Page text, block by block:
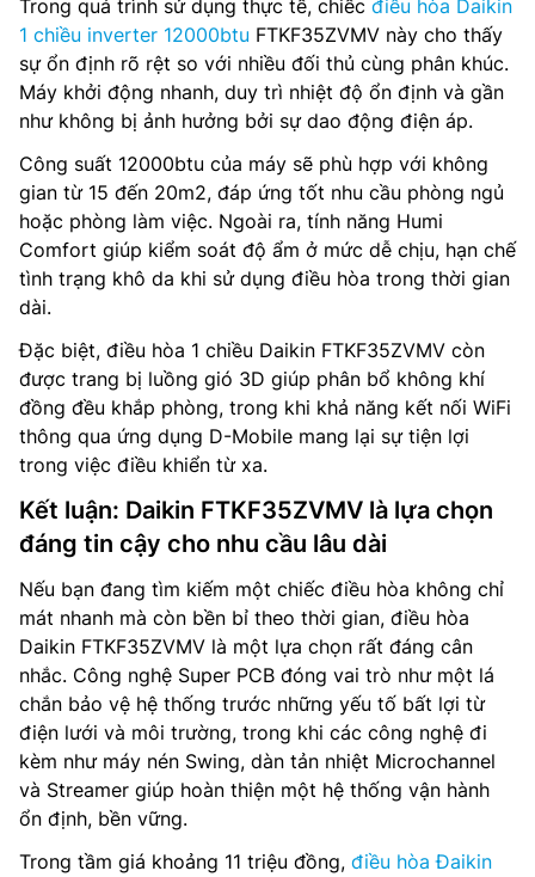
Trong quá trình sử dụng thực tế, chiếc điều hòa Daikin
1 chiều inverter 12000btu FTKF35ZVMV này cho thấy
sự ổn định rõ rệt so với nhiều đối thủ cùng phân khúc.
Máy khởi động nhanh, duy trì nhiệt độ ổn định và gần
như không bị ảnh hưởng bởi sự dao động điện áp.
Công suất 12000btu của máy sẽ phù hợp với không
gian từ 15 đến 20m2, đáp ứng tốt nhu cầu phòng ngủ
hoặc phòng làm việc. Ngoài ra, tính năng Humi
Comfort giúp kiểm soát độ ẩm ở mức dễ chịu, hạn chế
tình trạng khô da khi sử dụng điều hòa trong thời gian
dài.
Đặc biệt, điều hòa 1 chiều Daikin FTKF35ZVMV còn
được trang bị luồng gió 3D giúp phân bổ không khí
đồng đều khắp phòng, trong khi khả năng kết nối WiFi
thông qua ứng dụng D-Mobile mang lại sự tiện lợi
trong việc điều khiển từ xa.
Kết luận: Daikin FTKF35ZVMV là lựa chọn
đáng tin cậy cho nhu cầu lâu dài
Nếu bạn đang tìm kiếm một chiếc điều hòa không chỉ
mát nhanh mà còn bền bỉ theo thời gian, điều hòa
Daikin FTKF35ZVMV là một lựa chọn rất đáng cân
nhắc. Công nghệ Super PCB đóng vai trò như một lá
chắn bảo vệ hệ thống trước những yếu tố bất lợi từ
điện lưới và môi trường, trong khi các công nghệ đi
kèm như máy nén Swing, dàn tản nhiệt Microchannel
và Streamer giúp hoàn thiện một hệ thống vận hành
ổn định, bền vững.
Trong tầm giá khoảng 11 triệu đồng, điều hòa Đaikin